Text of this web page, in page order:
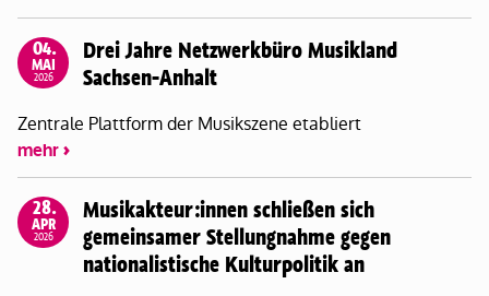
04.
MAI
2026
Drei Jahre Netzwerkbüro Musikland
Sachsen-Anhalt
Zentrale Plattform der Musikszene etabliert
mehr
28.
APR
2026
Musikakteur:innen schließen sich
gemeinsamer Stellungnahme gegen
nationalistische Kulturpolitik an